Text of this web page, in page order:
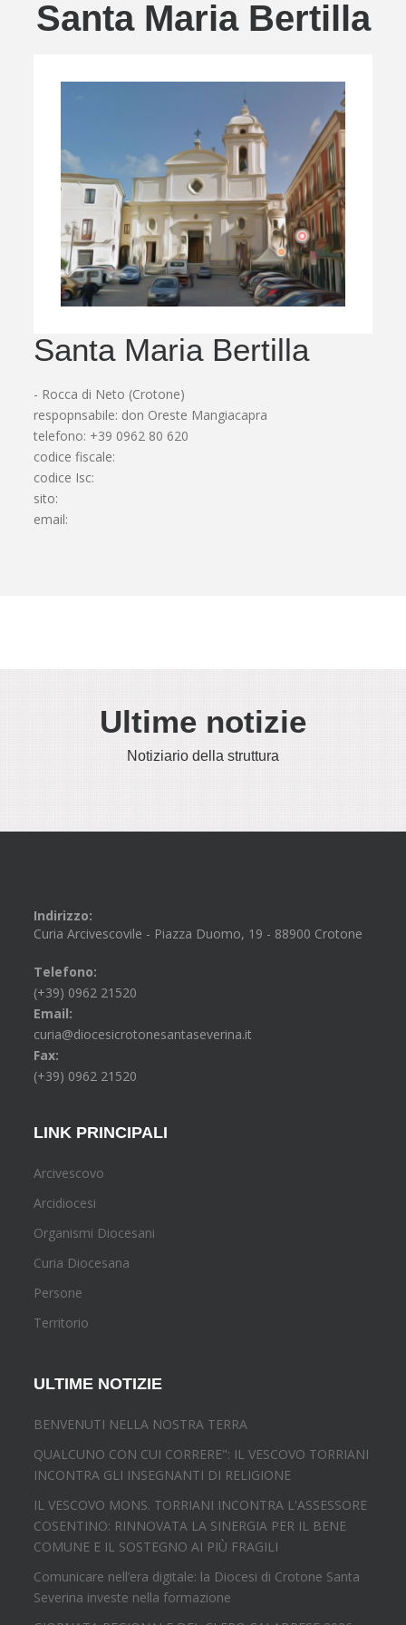
Santa Maria Bertilla
Santa Maria Bertilla
- Rocca di Neto (Crotone)
respopnsabile: don Oreste Mangiacapra
telefono: +39 0962 80 620
codice fiscale:
codice Isc:
sito:
email:
Ultime notizie
Notiziario della struttura
Indirizzo:
Curia Arcivescovile - Piazza Duomo, 19 - 88900 Crotone
Telefono:
(+39) 0962 21520
Email:
curia@diocesicrotonesantaseverina.it
Fax:
(+39) 0962 21520
LINK PRINCIPALI
Arcivescovo
Arcidiocesi
Organismi Diocesani
Curia Diocesana
Persone
Territorio
ULTIME NOTIZIE
BENVENUTI NELLA NOSTRA TERRA
QUALCUNO CON CUI CORRERE": IL VESCOVO TORRIANI
INCONTRA GLI INSEGNANTI DI RELIGIONE
IL VESCOVO MONS. TORRIANI INCONTRA L'ASSESSORE
COSENTINO: RINNOVATA LA SINERGIA PER IL BENE
COMUNE E IL SOSTEGNO AI PIÙ FRAGILI
Comunicare nell’era digitale: la Diocesi di Crotone Santa
Severina investe nella formazione